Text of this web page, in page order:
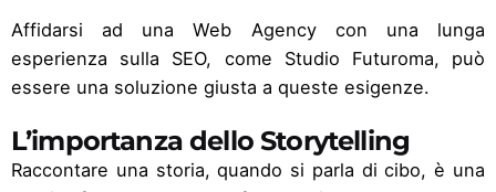
Affidarsi ad una Web Agency con una lunga
esperienza sulla SEO, come Studio Futuroma, può
essere una soluzione giusta a queste esigenze.
L’importanza dello Storytelling
Raccontare una storia, quando si parla di cibo, è una